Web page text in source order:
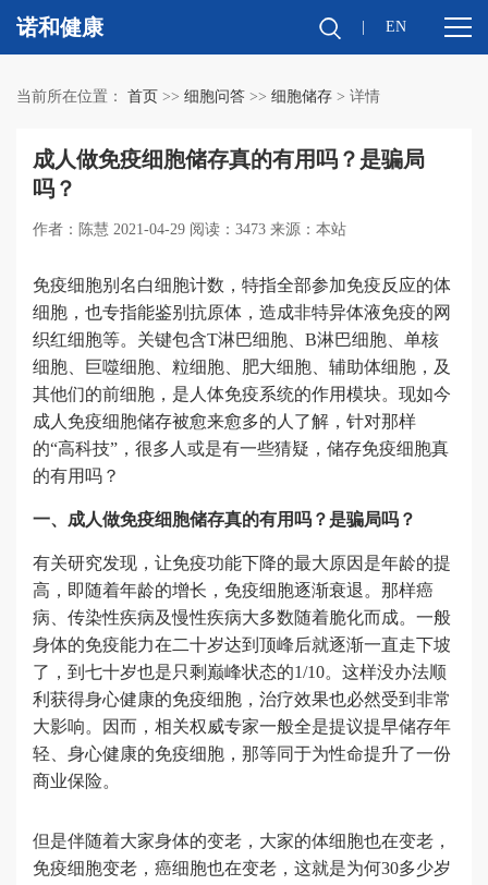
诺和健康 EN
当前所在位置： 首页 >> 细胞问答 >> 细胞储存 > 详情
成人做免疫细胞储存真的有用吗？是骗局
吗？
作者：陈慧 2021-04-29 阅读：3473 来源：本站
免疫细胞别名白细胞计数，特指全部参加免疫反应的体
细胞，也专指能鉴别抗原体，造成非特异体液免疫的网
织红细胞等。关键包含T淋巴细胞、B淋巴细胞、单核
细胞、巨噬细胞、粒细胞、肥大细胞、辅助体细胞，及
其他们的前细胞，是人体免疫系统的作用模块。现如今
成人免疫细胞储存被愈来愈多的人了解，针对那样
的“高科技”，很多人或是有一些猜疑，储存免疫细胞真
的有用吗？
一、成人做免疫细胞储存真的有用吗？是骗局吗？
有关研究发现，让免疫功能下降的最大原因是年龄的提
高，即随着年龄的增长，免疫细胞逐渐衰退。那样癌
病、传染性疾病及慢性疾病大多数随着脆化而成。一般
身体的免疫能力在二十岁达到顶峰后就逐渐一直走下坡
了，到七十岁也是只剩巅峰状态的1/10。这样没办法顺
利获得身心健康的免疫细胞，治疗效果也必然受到非常
大影响。因而，相关权威专家一般全是提议提早储存年
轻、身心健康的免疫细胞，那等同于为性命提升了一份
商业保险。
但是伴随着大家身体的变老，大家的体细胞也在变老，
免疫细胞变老，癌细胞也在变老，这就是为何30多少岁